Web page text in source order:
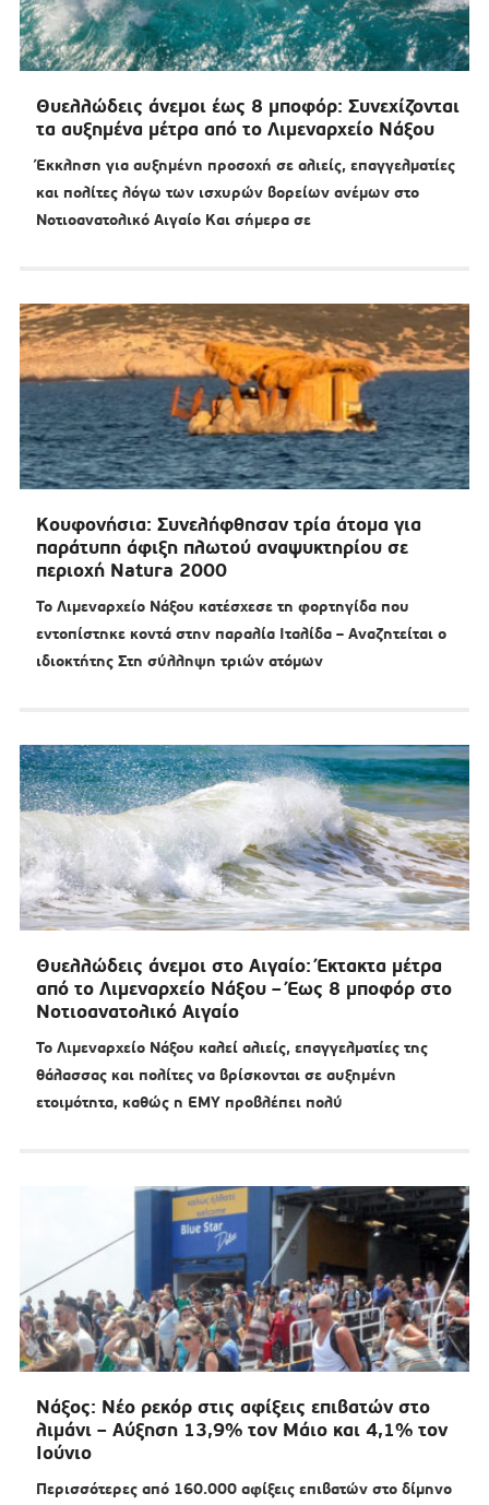
Θυελλώδεις άνεμοι έως 8 μποφόρ: Συνεχίζονται
τα αυξημένα μέτρα από το Λιμεναρχείο Νάξου
Έκκληση για αυξημένη προσοχή σε αλιείς, επαγγελματίες
και πολίτες λόγω των ισχυρών βορείων ανέμων στο
Νοτιοανατολικό Αιγαίο Και σήμερα σε
Κουφονήσια: Συνελήφθησαν τρία άτομα για
παράτυπη άφιξη πλωτού αναψυκτηρίου σε
περιοχή Natura 2000
Το Λιμεναρχείο Νάξου κατέσχεσε τη φορτηγίδα που
εντοπίστηκε κοντά στην παραλία Ιταλίδα – Αναζητείται ο
ιδιοκτήτης Στη σύλληψη τριών ατόμων
Θυελλώδεις άνεμοι στο Αιγαίο: Έκτακτα μέτρα
από το Λιμεναρχείο Νάξου – Έως 8 μποφόρ στο
Νοτιοανατολικό Αιγαίο
Το Λιμεναρχείο Νάξου καλεί αλιείς, επαγγελματίες της
θάλασσας και πολίτες να βρίσκονται σε αυξημένη
ετοιμότητα, καθώς η ΕΜΥ προβλέπει πολύ
Νάξος: Νέο ρεκόρ στις αφίξεις επιβατών στο
λιμάνι – Αύξηση 13,9% τον Μάιο και 4,1% τον
Ιούνιο
Περισσότερες από 160.000 αφίξεις επιβατών στο δίμηνο